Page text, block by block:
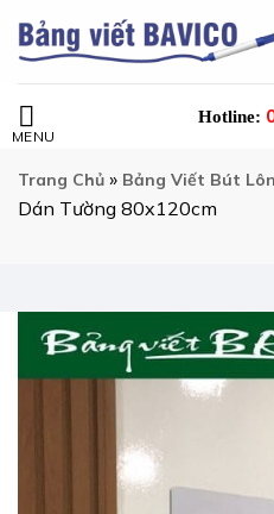
đến
dung
Hotline:
Trang Chủ » Bảng Viết Bút
Dán Tường 80x120cm